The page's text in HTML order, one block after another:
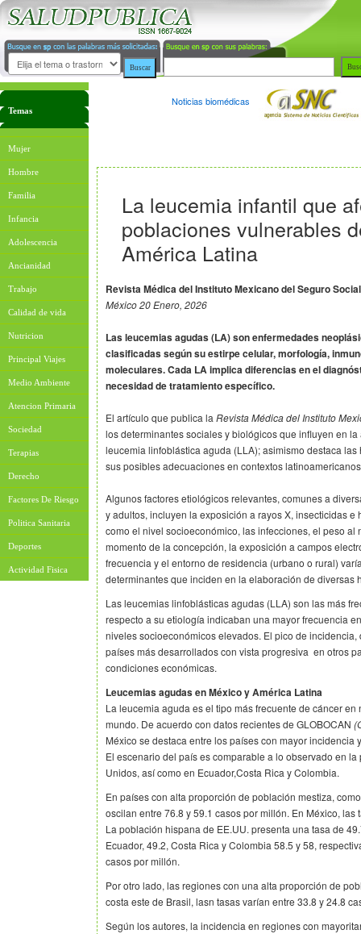
Temas
Mujer
Hombre
Familia
Infancia
Adolescencia
Ancianidad
Trabajo
Calidad de vida
Nutricion
Principal Viajes
Medio Ambiente
Atencion Primaria
Sociedad
Terapias
Derecho
Factores De Riesgo
Politica Sanitaria
Deportes
Actividad Fisica
Noticias biomédicas
La leucemia infantil que
poblaciones vulnerables
América Latina
Revista Médica del Instituto Mexicano del Seguro
México 20 Enero, 2026
Las leucemias agudas (LA) son enfermedades
clasificadas según su estirpe celular, morfología,
moleculares. Cada LA implica diferencias en el
necesidad de tratamiento específico.
El artículo que publica la Revista Médica del Instituto
los determinantes sociales y biológicos que influyen en
leucemia linfoblástica aguda (LLA); asimismo destaca
sus posibles adecuaciones en contextos
Algunos factores etiológicos relevantes, comunes a
y adultos, incluyen la exposición a rayos X, insecticidas e
como el nivel socioeconómico, las infecciones, el peso al
momento de la concepción, la exposición a campos
frecuencia y el entorno de residencia (urbano o rural)
determinantes que inciden en la elaboración de diversas
Las leucemias linfoblásticas agudas (LLA) son las más
respecto a su etiología indicaban una mayor frecuencia
niveles socioeconómicos elevados. El pico de
países más desarrollados con vista progresiva en otros
condiciones económicas.
Leucemias agudas en México y América Latina
La leucemia aguda es el tipo más frecuente de cáncer
mundo. De acuerdo con datos recientes de GLOBOCAN
México se destaca entre los países con mayor incidencia
El escenario del país es comparable a lo observado en
Unidos, así como en Ecuador,Costa Rica y Colombia.
En países con alta proporción de población mestiza,
oscilan entre 76.8 y 59.1 casos por millón. En México, las
La población hispana de EE.UU. presenta una tasa de
Ecuador, 49.2, Costa Rica y Colombia 58.5 y 58,
casos por millón.
Por otro lado, las regiones con una alta proporción de
costa este de Brasil, lasn tasas varían entre 33.8 y 24.8
Según los autores, la incidencia en regiones con